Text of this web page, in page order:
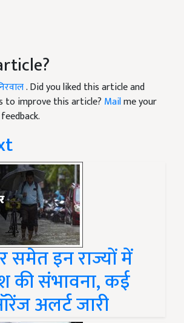
. Did you liked this article and
to improve this article? Mailme your
समेत इन राज्यों में
की संभावना, कई
अलर्ट जारी